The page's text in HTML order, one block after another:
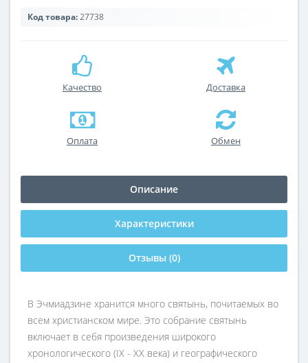
Код товара:27738
Качество Доставка
Оплата Обмен
Описание
Характеристики
Отзывы (0)
В Эчмиадзине хранится много святынь, почитаемых во
всем христианском мире. Это собрание святынь
включает в себя произведения широкого
хронологического (IX - XX века) и географического